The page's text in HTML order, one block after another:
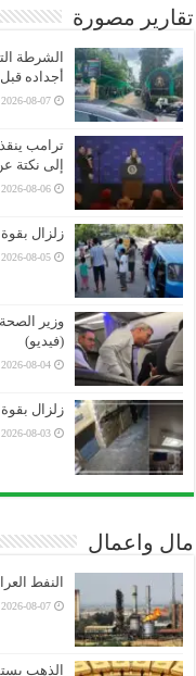
تقارير مصورة
الشرطة
أجداده
2026-08-07
ترامب
إلى نكتة
2026-08-06
زلزال بقوة 6.3 درجة يضرب جنوب الفلبين (فيديو)
2026-08-05
وزير
(فيديو)
2026-08-04
زلزال بقوة 5.6 درجات شمال شرق شرم الشيخ بمصر
2026-08-03
مال واعمال
النفط
2026-08-07
الذهب